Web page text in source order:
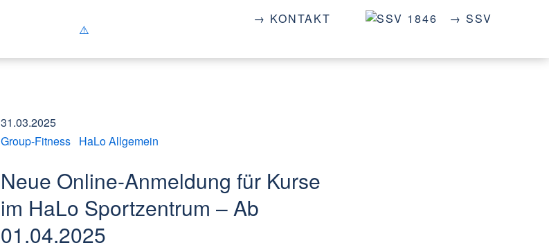
→ KONTAKT → SSV
31.03.2025
Group-Fitness HaLo Allgemein
Neue Online-Anmeldung für Kurse
im HaLo Sportzentrum – Ab
01.04.2025